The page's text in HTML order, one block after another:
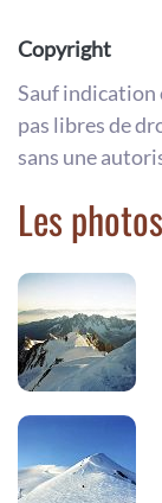
Copyright
Sauf indication
pas libres de
sans une
Les